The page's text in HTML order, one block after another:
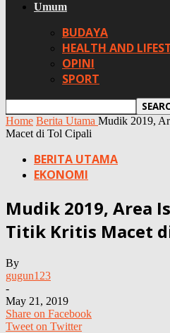
Umum
BUDAYA
HEALTH AND
OPINI
SPORT
Home Berita Utama Mudik 2019,
Macet di Tol Cipali
BERITA UTAMA
EKONOMI
Mudik 2019, Area
Titik Kritis Macet
By
gugun123
-
May 21, 2019
Share on Facebook
Tweet on Twitter